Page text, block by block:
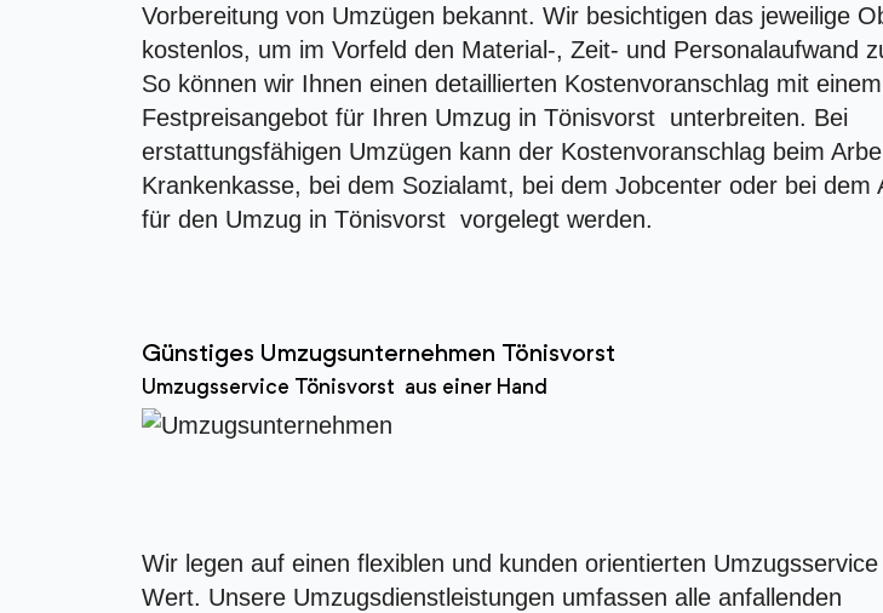
Vorbereitung von Umzügen bekannt. Wir besichtigen das jeweilige
kostenlos, um im Vorfeld den Material-, Zeit- und Personalaufwand
So können wir Ihnen einen detaillierten Kostenvoranschlag mit
Festpreisangebot für Ihren Umzug in Tönisvorst unterbreiten. Bei
erstattungsfähigen Umzügen kann der Kostenvoranschlag beim
Krankenkasse, bei dem Sozialamt, bei dem Jobcenter oder bei dem
für den Umzug in Tönisvorst vorgelegt werden.
Günstiges Umzugsunternehmen Tönisvorst
Umzugsservice Tönisvorst aus einer Hand
Wir legen auf einen flexiblen und kunden orientierten
Wert. Unsere Umzugsdienstleistungen umfassen alle anfallenden